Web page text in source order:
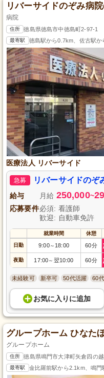
リバーサイドのぞみ病
病院
住所 徳島県徳島市中徳島町2-97-1
最寄駅 徳島駅から0.7km、佐古駅
医療法人 リバーサイド
急募 リバーサイドのぞ
給与 月給 250,000~
応募要件必須: 看護師
歓迎: 自動車免許
就業時間 休憩
日勤 9:00～ 18:00 60分
夜勤 17:00～ 翌10:00 60分
未経験可 新卒可 50代活躍 60
お気に入り に追加
グループホーム ひなた
グループホーム
住所 徳島県鳴門市大津町矢倉四の
最寄駅 金比羅前駅から2.1km、鳴